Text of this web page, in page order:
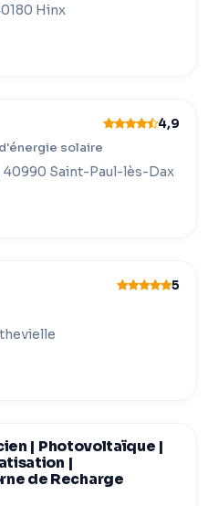
Hinx
4,9
solaire
40990 Saint-Paul-lès-Dax
5
| Photovoltaïque |
|
de Recharge